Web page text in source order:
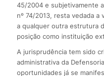
45/2004 e subjetivamente
nº 74/2013, resta vedada a
a qualquer outra estrutura
posição como instituição
A jurisprudência tem sido
administrativa da
oportunidades já se